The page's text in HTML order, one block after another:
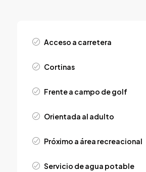
Acceso a carretera
Cortinas
Frente a campo de golf
Orientada al adulto
Próximo a área recreacional
Servicio de agua potable